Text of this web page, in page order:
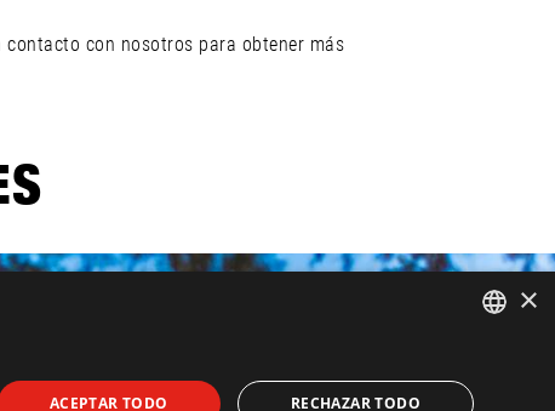
con nosotros para obtener más
SPANISH
×
ACEPTAR TODO RECHAZAR TODO